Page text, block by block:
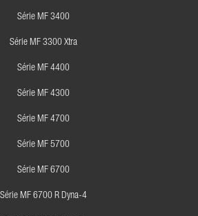
Série MF 3400
Série MF 3300 Xtra
Série MF 4400
Série MF 4300
Série MF 4700
Série MF 5700
Série MF 6700
Série MF 6700 R Dyna-4